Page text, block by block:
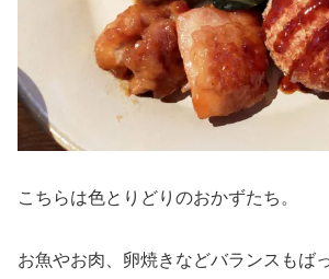
こちらは色とりどりのおかずたち。
お魚やお肉、卵焼きなどバランスもば